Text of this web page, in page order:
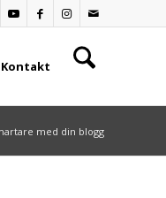
Kontakt
med din blogg